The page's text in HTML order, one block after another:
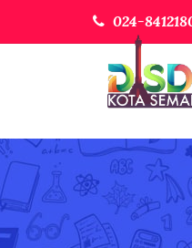
024-